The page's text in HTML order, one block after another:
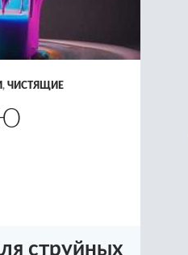
, ЧИСТЯЩИЕ
струйных